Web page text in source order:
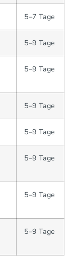
5–7 Tage
5–9 Tage
5–9 Tage
5–9 Tage
5–9 Tage
5–9 Tage
5–9 Tage
5–9 Tage